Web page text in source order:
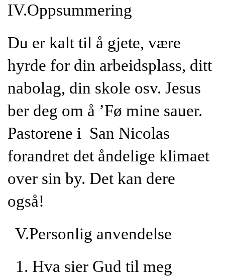
IV.Oppsummering
Du er kalt til å gjete, være
hyrde for din arbeidsplass, ditt
nabolag, din skole osv. Jesus
ber deg om å ’Fø mine sauer.
Pastorene i San Nicolas
forandret det åndelige klimaet
over sin by. Det kan dere
også!
V.Personlig anvendelse
1. Hva sier Gud til meg